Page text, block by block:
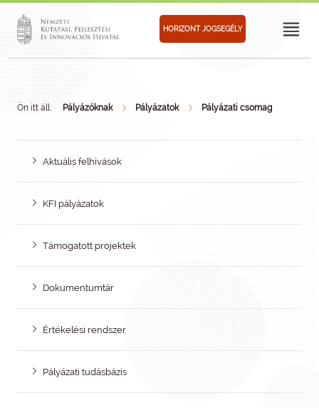
HORIZONT JOGSEGÉLY
Ön itt áll: Pályázóknak Pályázatok Pályázati csomag
Aktuális felhívások
KFI pályázatok
Támogatott projektek
Dokumentumtár
Értékelési rendszer
Pályázati tudásbázis